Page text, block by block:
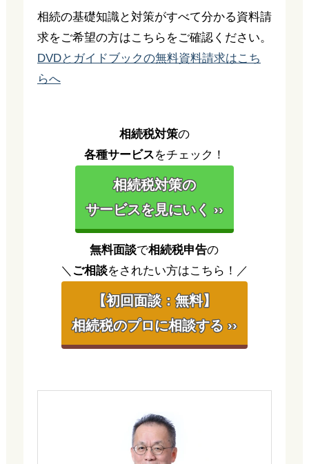
相続の基礎知識と対策がすべて分かる資料請
求をご希望の方はこちらをご確認ください。
DVDとガイドブックの無料資料請求はこち
らへ
相続税対策の
各種サービスをチェック！
相続税対策の
サービスを見にいく ››
無料面談で相続税申告の
＼ ご相談をされたい方はこちら！／
【初回面談：無料】
相続税のプロに相談する ››